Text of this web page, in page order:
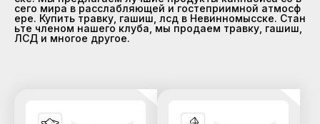
сего мира в расслабляющей и гостеприимной атмосф
ере. Купить травку, гашиш, лсд в Невинномысске. Стан
ьте членом нашего клуба, мы продаем травку, гашиш,
ЛСД и многое другое.